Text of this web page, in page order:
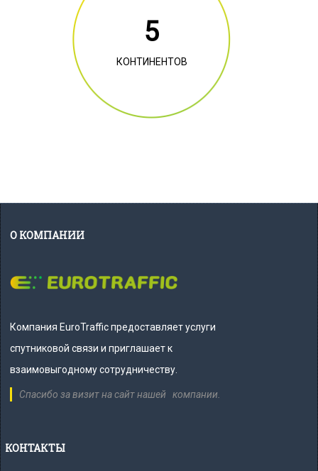
5
КОНТИНЕНТОВ
О КОМПАНИИ
Компания EuroTraffic предоставляет услуги
спутниковой связи и приглашает к
взаимовыгодному сотрудничеству.
Спасибо за визит на сайт нашей компании.
КОНТАКТЫ